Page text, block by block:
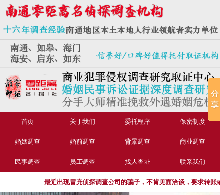
首页 关于我们 委托程序 保密制度
婚姻调查 婚前调查 背景调查 商业调查
民事调查 员工调查 找人查址 联系我们
最近出现冒充侦探调查公司的骗子，不肯见面洽谈，要求转账或